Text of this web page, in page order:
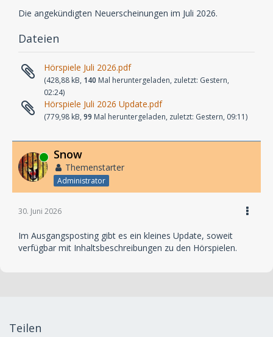
Die angekündigten Neuerscheinungen im Juli 2026.
Dateien
Hörspiele Juli 2026.pdf
(428,88 kB, 140 Mal heruntergeladen, zuletzt: Gestern,
02:24)
Hörspiele Juli 2026 Update.pdf
(779,98 kB, 99 Mal heruntergeladen, zuletzt: Gestern, 09:11)
Online Snow
Themenstarter
Administrator
30. Juni 2026
Im Ausgangsposting gibt es ein kleines Update, soweit
verfügbar mit Inhaltsbeschreibungen zu den Hörspielen.
Teilen